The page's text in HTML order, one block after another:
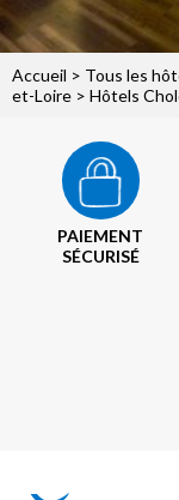
Accueil > Tous les
et-Loire > Hôtels
PAIEMENT
SÉCURISÉ